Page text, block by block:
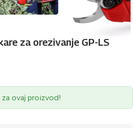
za orezivanje GP-LS
ovaj proizvod!